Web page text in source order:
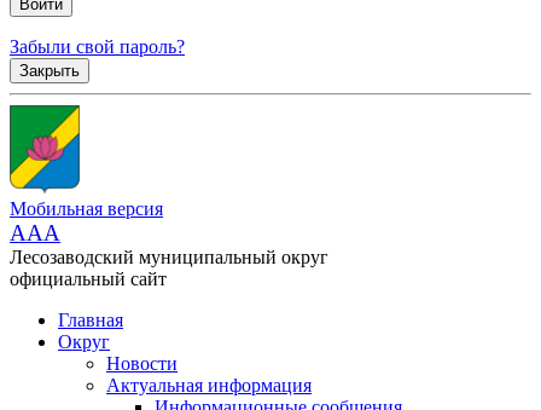
Забыли свой пароль?
Закрыть
Мобильная версия
AAA
Лесозаводский муниципальный округ
официальный сайт
Главная
Округ
Новости
Актуальная информация